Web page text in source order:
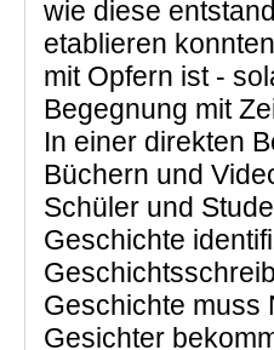
wie diese
etablieren
mit Opfern ist -
Begegnung mit
In einer direkten
Büchern und
Schüler und
Geschichte
Geschichte muss
Gesichter